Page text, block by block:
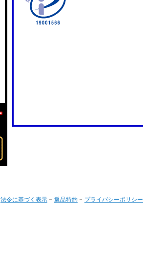
法令に基づく表示 返品特約 プライバシーポリシー